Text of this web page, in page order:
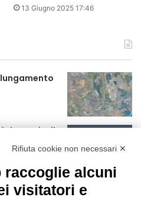
13 Giugno 2025 17:46
la storia, il
di
Rifiuta cookie non necessari ✕
raccoglie alcuni
visitatori e